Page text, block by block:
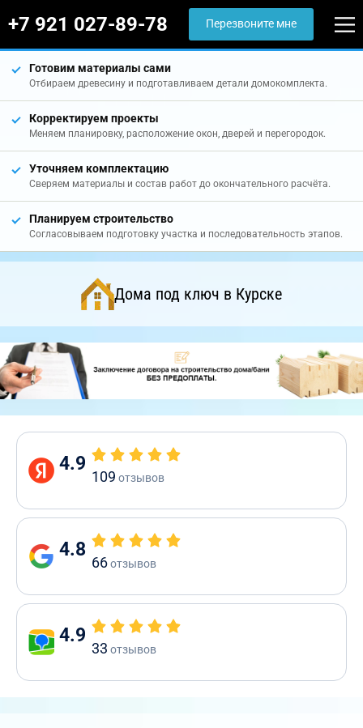
+7 921 027-89-78 Перезвоните мне
Готовим материалы сами
Отбираем древесину и подготавливаем детали домокомплекта.
Корректируем проекты
Меняем планировку, расположение окон, дверей и перегородок.
Уточняем комплектацию
Сверяем материалы и состав работ до окончательного расчёта.
Планируем строительство
Согласовываем подготовку участка и последовательность этапов.
Дома под ключ в Курске
4.9
109 отзывов
4.8
66отзывов
4.9
33 отзывов